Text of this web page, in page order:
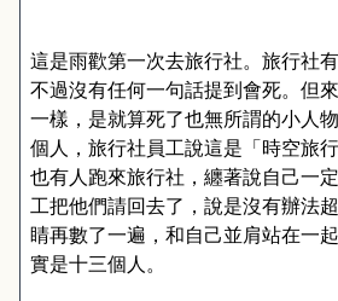
這是雨歡第一次去旅行社。旅行社
不過沒有任何一句話提到會死。但
一樣，是就算死了也無所謂的小人
個人，旅行社員工說這是「時空旅
也有人跑來旅行社，纏著說自己一
工把他們請回去了，說是沒有辦法
睛再數了一遍，和自己並肩站在一
實是十三個人。